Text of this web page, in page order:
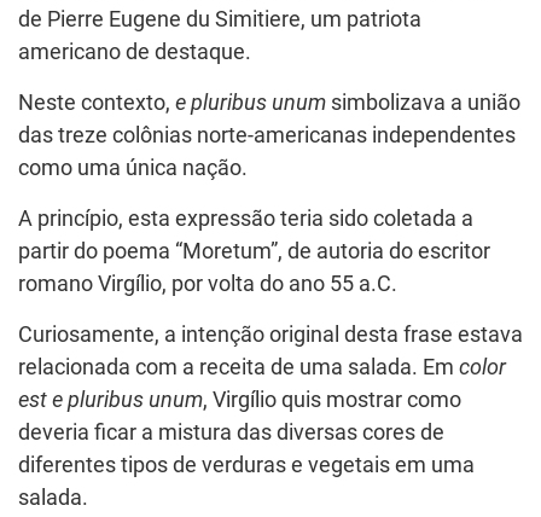
de Pierre Eugene du Simitiere, um patriota
americano de destaque.
Neste contexto, e pluribus unum simbolizava a união
das treze colônias norte-americanas independentes
como uma única nação.
A princípio, esta expressão teria sido coletada a
partir do poema “Moretum”, de autoria do escritor
romano Virgílio, por volta do ano 55 a.C.
Curiosamente, a intenção original desta frase estava
relacionada com a receita de uma salada. Em color
est e pluribus unum, Virgílio quis mostrar como
deveria ficar a mistura das diversas cores de
diferentes tipos de verduras e vegetais em uma
salada.